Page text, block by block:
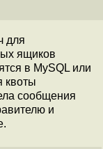
для
ящиков
в MySQL или
квоты
сообщения
и